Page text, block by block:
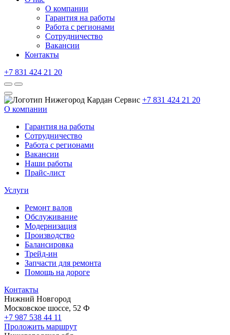
О компании
Гарантия на работы
Работа с регионами
Сотрудничество
Вакансии
Контакты
+7 831 424 21 20
+7 831 424 21 20
О компании
Гарантия на работы
Сотрудничество
Работа с регионами
Вакансии
Наши работы
Прайс-лист
Услуги
Ремонт валов
Обслуживание
Модернизация
Производство
Балансировка
Трейд-ин
Запчасти для ремонта
Помощь на дороге
Контакты
Нижний Новгород
Московское шоссе, 52 Ф
+7 987 538 44 11
Проложить маршрут